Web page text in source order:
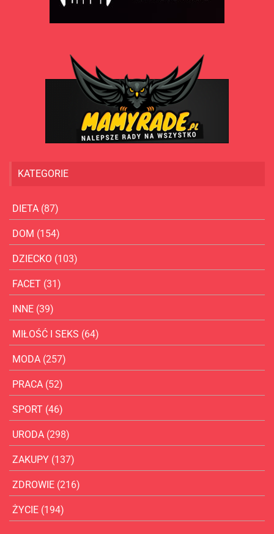
KATEGORIE
DIETA (87)
DOM (154)
DZIECKO (103)
FACET (31)
INNE (39)
MIŁOŚĆ I SEKS (64)
MODA (257)
PRACA (52)
SPORT (46)
URODA (298)
ZAKUPY (137)
ZDROWIE (216)
ŻYCIE (194)